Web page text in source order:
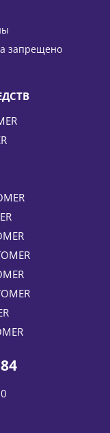
запрещено